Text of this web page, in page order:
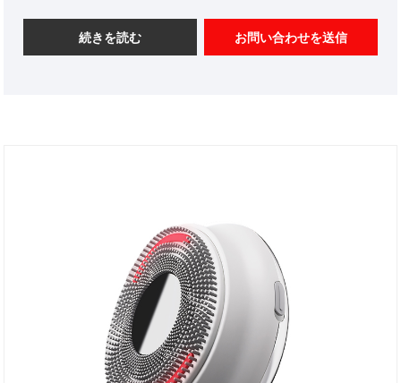
ご協力をよろしくお願いいたします。
続きを読む お問い合わせを送信